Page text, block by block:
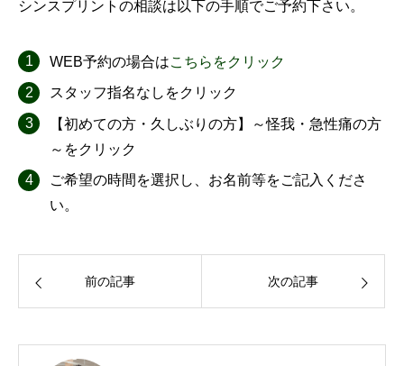
シンスプリントの相談は以下の手順でご予約下さい。
WEB予約の場合はこちらをクリック
スタッフ指名なしをクリック
【初めての方・久しぶりの方】～怪我・急性痛の方
～をクリック
ご希望の時間を選択し、お名前等をご記入くださ
い。
前の記事 次の記事